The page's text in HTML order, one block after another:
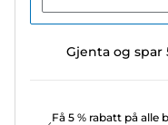
Gjenta og spar
Få 5 % rabatt på